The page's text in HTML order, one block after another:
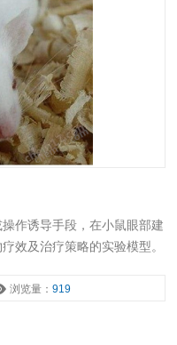
作诱导手段，在小鼠眼部建
效及治疗策略的实验模型。
浏览量：919